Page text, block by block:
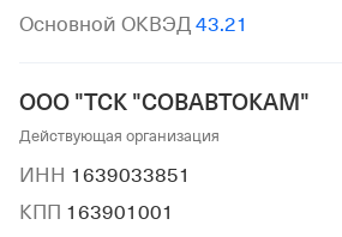
Основной ОКВЭД 43.21
ООО "ТСК "СОВАВТОКАМ"
Действующая организация
ИНН 1639033851
КПП 163901001